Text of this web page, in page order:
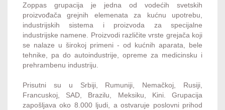
Zoppas grupacija je jedna od vodećih svetskih
proizvođača grejnih elemenata za kućnu upotrebu,
industrijskih sistema i proizvoda za specijalne
industrijske namene. Proizvodi različite vrste grejača koji
se nalaze u širokoj primeni - od kućnih aparata, bele
tehnike, pa do autoindustrije, opreme za medicinsku i
prehrambenu industriju.
Prisutni su u Srbiji, Rumuniji, Nemačkoj, Rusiji,
Francuskoj, SAD, Brazilu, Meksiku, Kini. Grupacija
zapošljava oko 8.000 ljudi, a ostvaruje poslovni prihod